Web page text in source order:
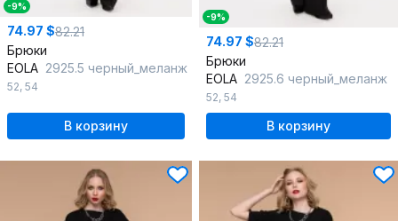
-9%
74.97 $82.21
Брюки
EOLA 2925.5 черный_меланж
52, 54
В корзину
-9%
74.97 $82.21
Брюки
EOLA 2925.6 черный_меланж
52, 54
В корзину